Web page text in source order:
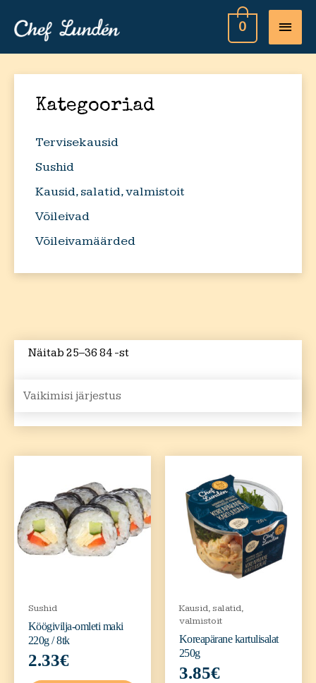
0
Kategooriad
Tervisekausid
Sushid
Kausid, salatid, valmistoit
Võileivad
Võileivamäärded
Näitab 25–36 84 -st
Sushid
Köögivilja-omleti maki
220g / 8tk
2.33€
Kausid, salatid,
valmistoit
Koreapärane kartulisalat
250g
3.85€